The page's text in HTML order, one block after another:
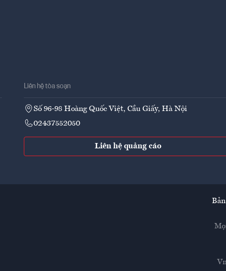
Liên hệ tòa soạn
Số 96-98 Hoàng Quốc Việt, Cầu Giấy, Hà Nội
02437552050
Liên hệ quảng cáo